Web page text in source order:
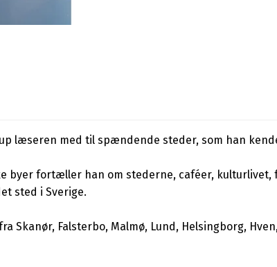
læseren med til spændende steder, som han
byer fortæller han om stederne, caféer,
sted i Sverige.
Skanør, Falsterbo, Malmø, Lund, Helsingborg,